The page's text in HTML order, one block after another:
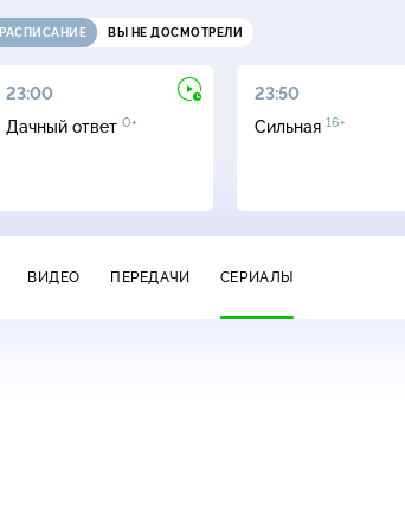
РАСПИСАНИЕ ВЫ НЕ ДОСМОТРЕЛИ
23:00
Дачный ответ 0+
23:50
Сильная 16+
ВИДЕО ПЕРЕДАЧИ СЕРИАЛЫ